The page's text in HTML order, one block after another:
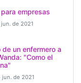
empresas
jun. de 2021
un enfermero a
"Como el
jun. de 2021